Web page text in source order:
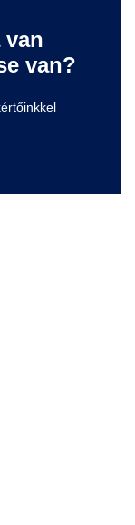
van?